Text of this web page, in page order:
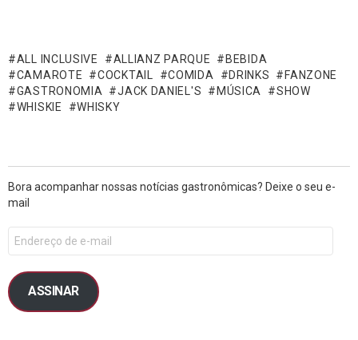
ALL INCLUSIVE ALLIANZ PARQUE
BEBIDA
CAMAROTE
COCKTAIL COMIDA DRINKS
FANZONE
GASTRONOMIA
JACK DANIEL'S MÚSICA
SHOW
WHISKIE
WHISKY
Bora acompanhar nossas notícias gastronômicas? Deixe o seu e-
mail
ASSINAR